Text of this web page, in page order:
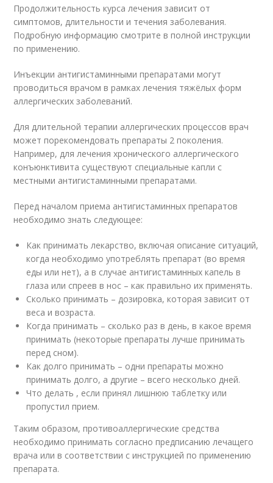
Продолжительность курса лечения зависит от
симптомов, длительности и течения заболевания.
Подробную информацию смотрите в полной инструкции
по применению.
Инъекции антигистаминными препаратами могут
проводиться врачом в рамках лечения тяжёлых форм
аллергических заболеваний.
Для длительной терапии аллергических процессов врач
может порекомендовать препараты 2 поколения.
Например, для лечения хронического аллергического
конъюнктивита существуют специальные капли с
местными антигистаминными препаратами.
Перед началом приема антигистаминных препаратов
необходимо знать следующее:
Как принимать лекарство, включая описание ситуаций,
когда необходимо употреблять препарат (во время
еды или нет), а в случае антигистаминных капель в
глаза или спреев в нос – как правильно их применять.
Сколько принимать – дозировка, которая зависит от
веса и возраста.
Когда принимать – сколько раз в день, в какое время
принимать (некоторые препараты лучше принимать
перед сном).
Как долго принимать – одни препараты можно
принимать долго, а другие – всего несколько дней.
Что делать , если принял лишнюю таблетку или
пропустил прием.
Таким образом, противоаллергические средства
необходимо принимать согласно предписанию лечащего
врача или в соответствии с инструкцией по применению
препарата.